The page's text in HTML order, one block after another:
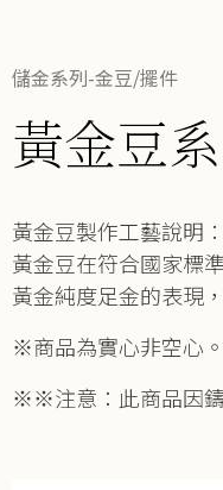
儲金系列-金豆/擺件
黃金豆
黃金豆製作工藝說明
黃金豆在符合國家標
黃金純度足金的表現
※商品為實心非空心
※※注意：此商品因